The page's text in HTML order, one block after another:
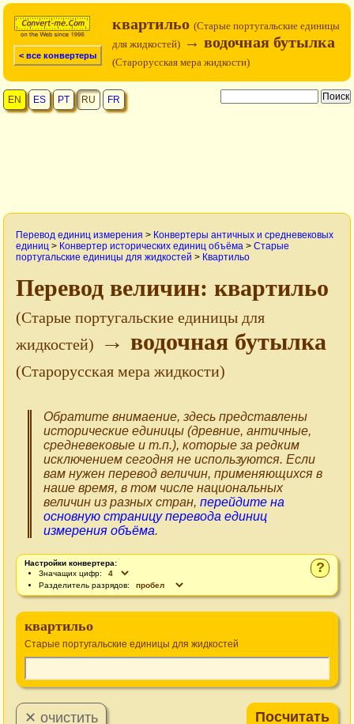
< все конвертеры
квартильо (Старые португальские единицы
для жидкостей) → водочная бутылка
(Старорусская мера жидкости)
EN ES PT RU FR
Перевод единиц измерения > Конвертеры античных и средневековых
единиц > Конвертер исторических единиц объёма > Старые
португальские единицы для жидкостей > Квартильо
Перевод величин: квартильо
(Старые португальские единицы для
жидкостей)
→ водочная бутылка
(Старорусская мера жидкости)
Обратите внимаение, здесь представлены
исторические единицы (древние, античные,
средневековые и т.п.), которые за редким
исключением сегодня не используются. Если
вам нужен перевод величин, применяющихся в
наше время, в том числе национальных
величин из разных стран, перейдите на
основную страницу перевода единиц
измерения объёма.
?
Настройки конвертера:
Значащих цифр:
Разделитель разрядов:
квартильо
Старые португальские единицы для жидкостей